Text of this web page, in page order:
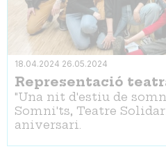
18.04.2024 26.05.2024
Representació
"Una nit d'estiu de
Somni'ts, Teatre
aniversari.